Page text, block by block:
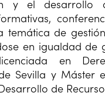
y el desarrollo
temática de
en igualdad de
en
Sevilla y Máster
de